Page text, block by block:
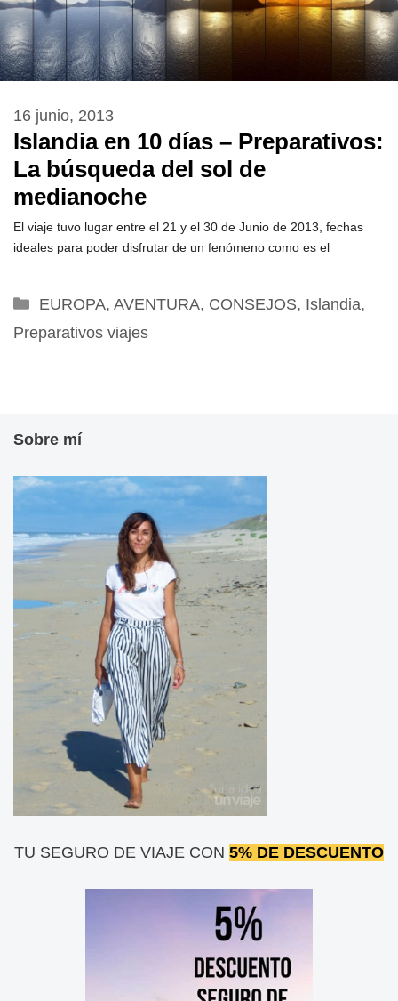
Islandia en 10 días – Preparativos:
La búsqueda del sol de
medianoche
16 junio, 2013
El viaje tuvo lugar entre el 21 y el 30 de Junio de 2013, fechas
ideales para poder disfrutar de un fenómeno como es el
Categorías
EUROPA, AVENTURA, CONSEJOS, Islandia,
Preparativos viajes
Sobre mí
TU SEGURO DE VIAJE CON 5% DE DESCUENTO